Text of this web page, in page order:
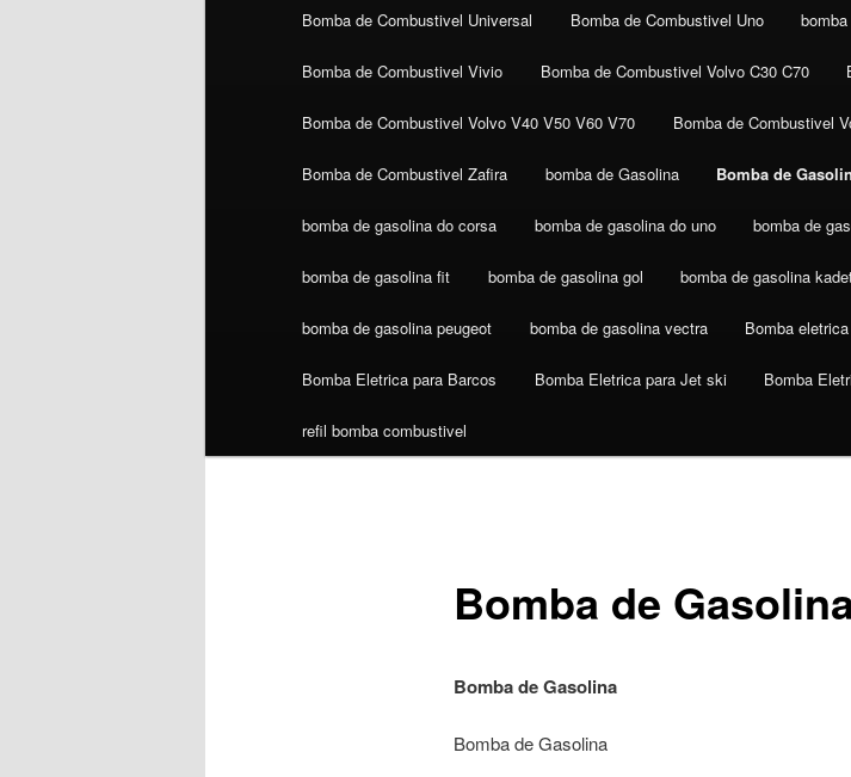
Bomba de Combustivel Universal Bomba de Combustivel Uno
Bomba de Combustivel Vivio Bomba de Combustivel Volvo C30 C70
Bomba de Combustivel Volvo V40 V50 V60 V70 Bomba de Combustivel
Bomba de Combustivel Zafira bomba de Gasolina Bomba de
bomba de gasolina do corsa bomba de gasolina do uno bomba de
bomba de gasolina fit bomba de gasolina gol bomba de gasolina
bomba de gasolina peugeot bomba de gasolina vectra Bomba
Bomba Eletrica para Barcos Bomba Eletrica para Jet ski Bomba
refil bomba combustivel
Bomba de
Bomba de Gasolina
Bomba de Gasolina